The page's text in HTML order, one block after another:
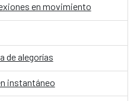
en movimiento
de alegorías
instantáneo